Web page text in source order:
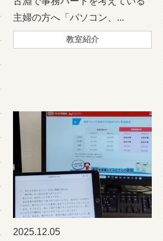
主婦の方へ「パソコン、...
教室紹介
2025.12.05